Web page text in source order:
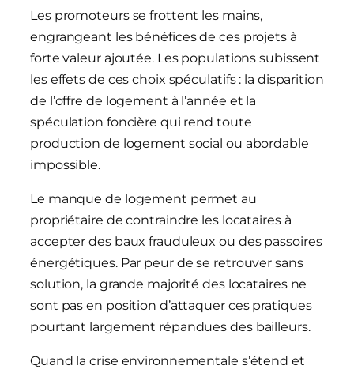
Les promoteurs se frottent les mains,
engrangeant les bénéfices de ces projets à
forte valeur ajoutée. Les populations subissent
les effets de ces choix spéculatifs : la disparition
de l’offre de logement à l’année et la
spéculation foncière qui rend toute
production de logement social ou abordable
impossible.
Le manque de logement permet au
propriétaire de contraindre les locataires à
accepter des baux frauduleux ou des passoires
énergétiques. Par peur de se retrouver sans
solution, la grande majorité des locataires ne
sont pas en position d’attaquer ces pratiques
pourtant largement répandues des bailleurs.
Quand la crise environnementale s’étend et